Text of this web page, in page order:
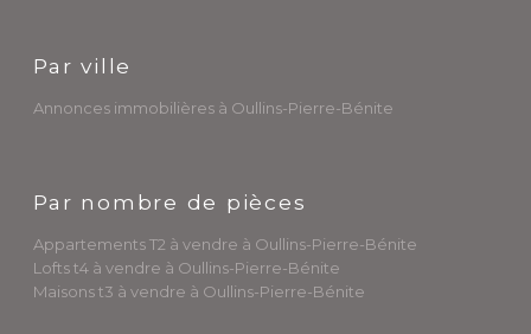
Par ville
Annonces immobilières à Oullins-Pierre-Bénite
Par nombre de pièces
Appartements T2 à vendre à Oullins-Pierre-Bénite
Lofts t4 à vendre à Oullins-Pierre-Bénite
Maisons t3 à vendre à Oullins-Pierre-Bénite